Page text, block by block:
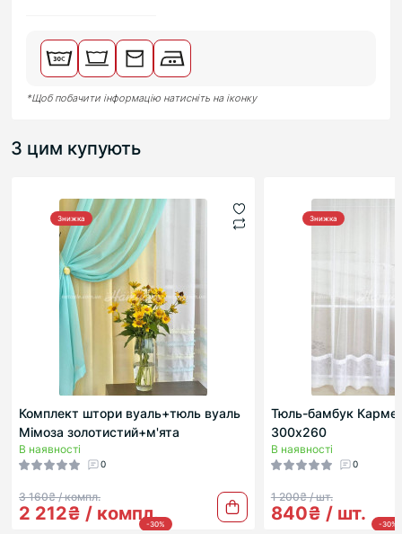
*Щоб побачити інформацію натисніть на іконку
З цим купують
Знижка
Комплект штори вуаль+тюль вуаль
Мімоза золотистий+м'ята
В наявності
0
3 160₴ / компл.
-30%
2 212₴ / компл.
Знижка
Тюль-бамбук
300х260
В наявності
0
1 200₴ / шт.
-30%
840₴ / шт.